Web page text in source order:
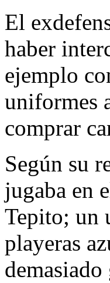
El
haber
ejemplo
uniformes
comprar
​Según su
jugaba en
Tepito; un
playeras